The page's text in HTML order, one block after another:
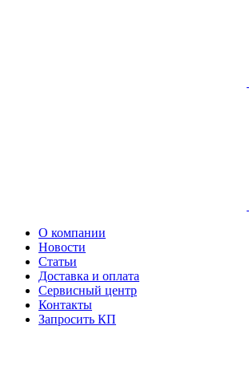
О компании
Новости
Статьи
Доставка и оплата
Сервисный центр
Контакты
Запросить КП